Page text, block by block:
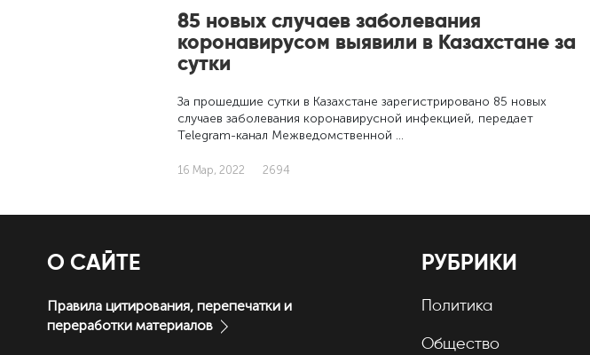
85 новых случаев заболевания
коронавирусом выявили в Казахстане за
сутки
За прошедшие сутки в Казахстане зарегистрировано 85 новых
случаев заболевания коронавирусной инфекцией, передает
Telegram-канал Межведомственной …
16 Мар, 2022 2694
О САЙТЕ
Правила цитирования, перепечатки и
переработки материалов
РУБРИКИ
Политика
Общество